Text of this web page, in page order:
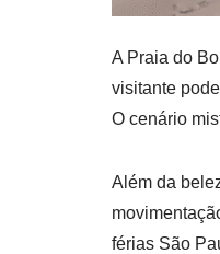
A Praia do
visitante
O cenário
Além da
férias São